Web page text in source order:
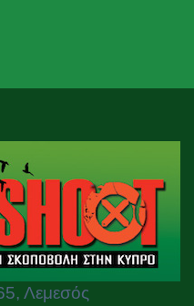
Λεμεσός